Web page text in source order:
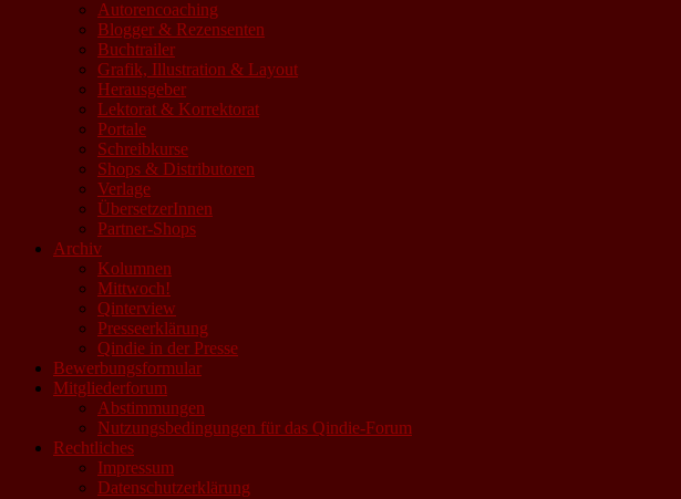
Autorencoaching
Blogger & Rezensenten
Buchtrailer
Grafik, Illustration & Layout
Herausgeber
Lektorat & Korrektorat
Portale
Schreibkurse
Shops & Distributoren
Verlage
ÜbersetzerInnen
Partner-Shops
Archiv
Kolumnen
Mittwoch!
Qinterview
Presseerklärung
Qindie in der Presse
Bewerbungsformular
Mitgliederforum
Abstimmungen
Nutzungsbedingungen für das Qindie-Forum
Rechtliches
Impressum
Datenschutzerklärung